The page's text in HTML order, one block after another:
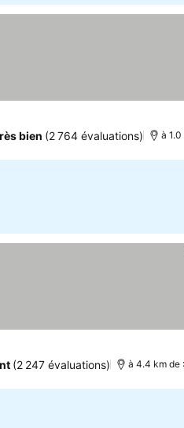
bien (2 764 évaluations) à
(2 247 évaluations) à 4.4 km de